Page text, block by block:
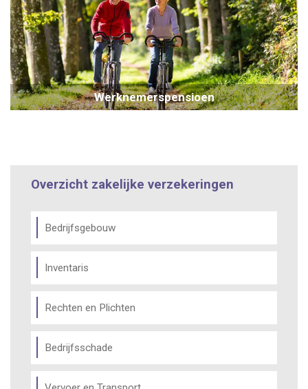
Werknemerspensioen
Overzicht zakelijke verzekeringen
Bedrijfsgebouw
Inventaris
Rechten en Plichten
Bedrijfsschade